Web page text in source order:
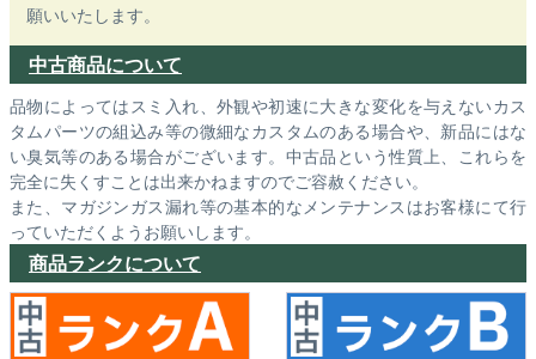
願いいたします。
中古商品について
品物によってはスミ入れ、外観や初速に大きな変化を与えないカス
タムパーツの組込み等の微細なカスタムのある場合や、新品にはな
い臭気等のある場合がございます。中古品という性質上、これらを
完全に失くすことは出来かねますのでご容赦ください。
また、マガジンガス漏れ等の基本的なメンテナンスはお客様にて行
っていただくようお願いします。
商品ランクについて